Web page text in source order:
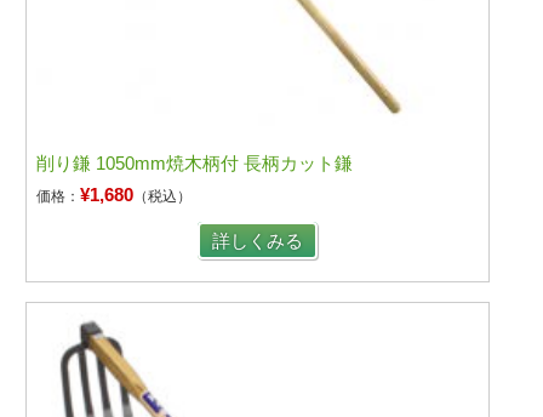
削り鎌 1050mm焼木柄付 長柄カット鎌
価格：¥1,680 （税込）
詳しくみる